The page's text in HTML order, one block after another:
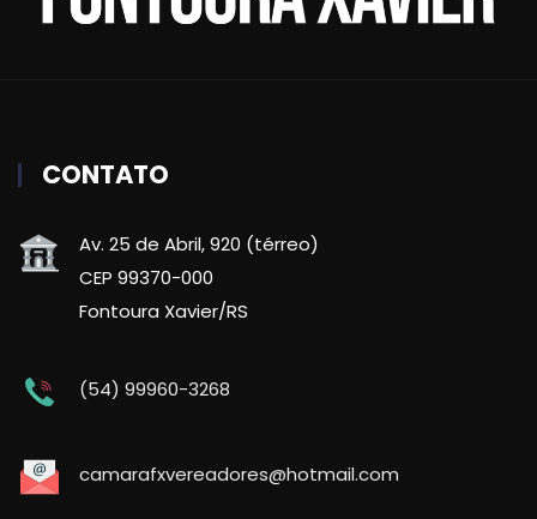
CONTATO
Av. 25 de Abril, 920 (térreo)
CEP 99370-000
Fontoura Xavier/RS
(54) 99960-3268
camarafxvereadores@hotmail.com